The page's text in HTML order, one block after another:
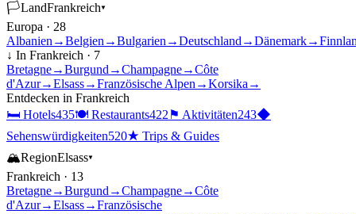
🏳LandFrankreich▾
Europa · 28
Albanien →Belgien →Bulgarien →Deutschland →Dänemark→
↓ In Frankreich · 7
Bretagne→Burgund →Champagne→Côte
d'Azur→Elsass→Französische Alpen →Korsika →
Entdecken in Frankreich
🛏 Hotels435🍽 Restaurants422⚑ Aktivitäten243◆
Sehenswürdigkeiten520★ Trips & Guides
🏔RegionElsass▾
Frankreich · 13
Bretagne→Burgund →Champagne→Côte
d'Azur→Elsass→Französische